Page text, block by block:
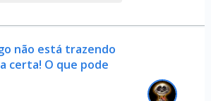
não está trazendo
certa! O que pode